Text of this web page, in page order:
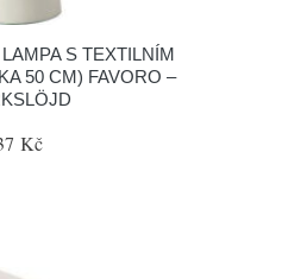
S TEXTILNÍM
50 CM) FAVORO –
Kč